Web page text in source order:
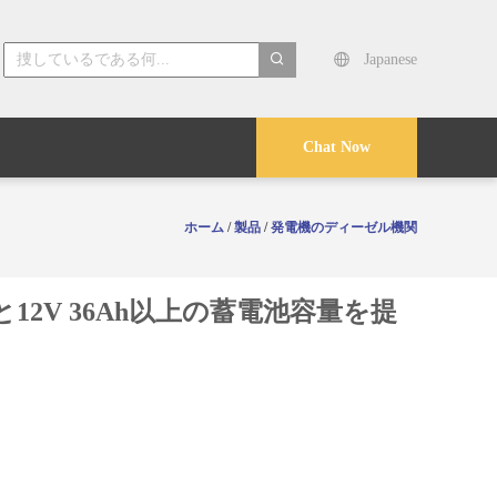
Japanese
Chat Now
ホーム /製品 /発電機のディーゼル機関
36Ah以上の蓄電池容量を提